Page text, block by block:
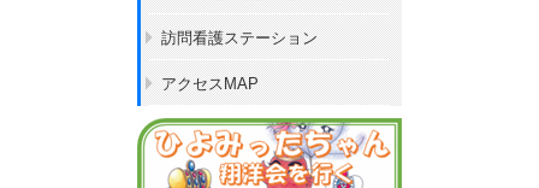
訪問看護ステーション
アクセスMAP